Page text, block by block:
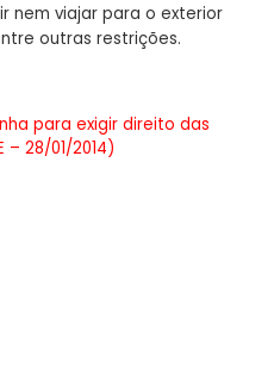
nem viajar para o exterior
outras restrições.
para exigir direito das
28/01/2014)